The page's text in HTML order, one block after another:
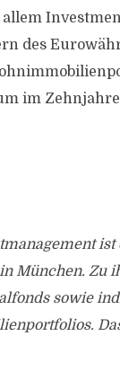
des
im
München. Zu
sowie